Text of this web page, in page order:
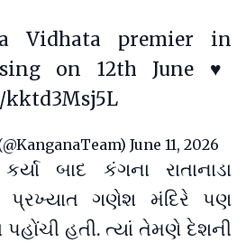
Vidhata premier in
on 12th June ♥️
June 11, 2026
બાદ કંગના રાતાનાડા
પ્રખ્યાત ગણેશ મંદિરે પણ
હતી. ત્યાં તેમણે દેશની